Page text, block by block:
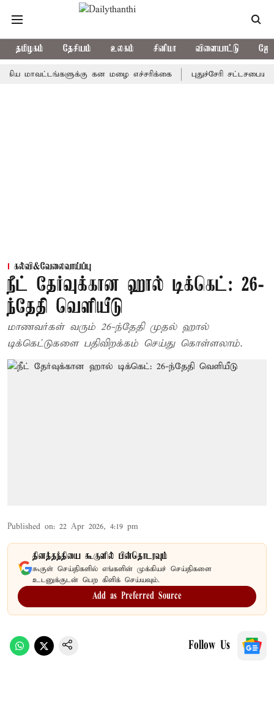
தமிழகம் தேசியம் உலகம் சினிமா விளையாட்டு
கன மழை எச்சரிக்கை புதுச்சேரி சட்டசபையில்
கல்வி&வேலைவாய்ப்பு
நீட் தேர்வுக்கான ஹால் டிக்கெட்: 26-
ந்தேதி வெளியீடு
மாணவர்கள் வரும் 26-ந்தேதி முதல் ஹால்
டிக்கெட்டுகளை பதிவிறக்கம் செய்து கொள்ளலாம்.
Published on: 22 Apr 2026, 4:19 pm
தினத்தந்தியை கூகுளில் பின்தொடரவும்
கூகுள் செய்திகளில் எங்களின் முக்கியச் செய்திகளை
உடனுக்குடன் பெற கிளிக் செய்யவும்.
Add as Preferred Source
Follow Us